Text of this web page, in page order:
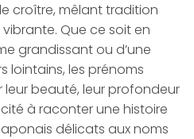
croître, mêlant tradition
Que ce soit en
grandissant ou d’une
lointains, les prénoms
beauté, leur profondeur
à raconter une histoire
délicats aux noms